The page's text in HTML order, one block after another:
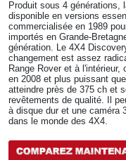
Produit sous 4 générations,
disponible en versions
commercialisée en 1989
importés en Grande-
génération. Le 4X4
changement est assez
Range Rover et à
en 2008 et plus puissant
atteindre près de 375 ch et
revêtements de qualité. Il
à disque dur et une caméra
dans le monde des 4X4.